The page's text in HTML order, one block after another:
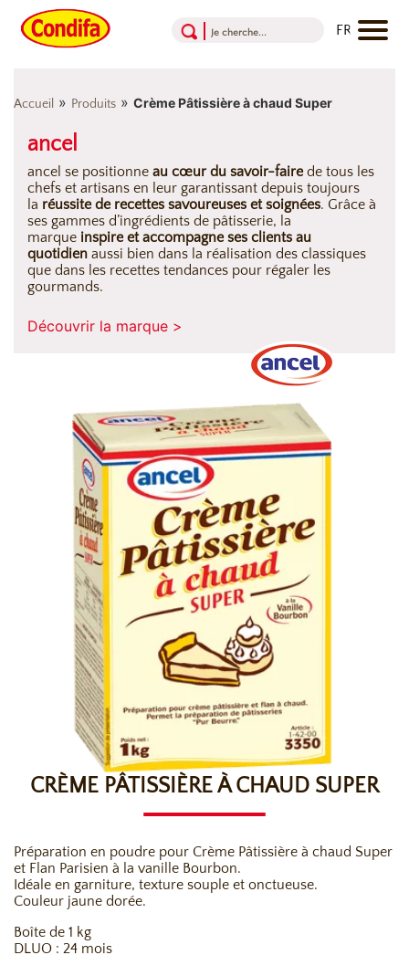
Accueil » Produits » Crème Pâtissière à chaud Super
ancel
ancel se positionne au cœur du savoir-fairede tous les
chefs et artisans en leur garantissant depuis toujours
la réussite de recettes savoureuses et soignées. Grâce à
ses gammes d’ingrédients de pâtisserie, la
marque inspire et accompagne ses clients au
quotidien aussi bien dans la réalisation des classiques
que dans les recettes tendances pour régaler les
gourmands.
Découvrir la marque >
CRÈME PÂTISSIÈRE À CHAUD SUPER
Préparation en poudre pour Crème Pâtissière à chaud Super
et Flan Parisien à la vanille Bourbon.
Idéale en garniture, texture souple et onctueuse.
Couleur jaune dorée.
Boîte de 1 kg
DLUO : 24 mois